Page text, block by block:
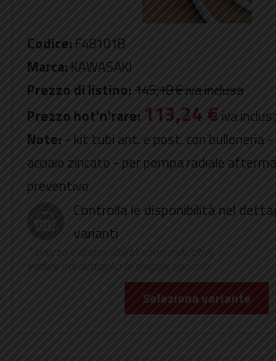
Codice: F48101B
Marca: KAWASAKI
Prezzo di listino:145,18 €iva inclusa
Prezzo hot'n'rare: 113,24 € iva
Note: - kit tubi ant. e post. con bulloneria -
acciaio zincato - per pompa radiale
preventivo
Controlla le disponibilità nel
varianti
* prezzo e disponibilità sono indicativi,
vedere nel dettaglio le singole varianti
Seleziona variante